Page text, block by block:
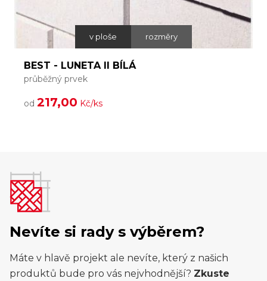
v ploše rozměry
BEST - LUNETA II BÍLÁ
průběžný prvek
od 217,00 Kč/ks
Nevíte si rady s výběrem?
Máte v hlavě projekt ale nevíte, který z našich
produktů bude pro vás nejvhodnější? Zkuste